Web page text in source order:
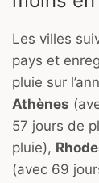
Les villes
pays et
pluie sur
Athènes
57 jours de
pluie),
(avec 69